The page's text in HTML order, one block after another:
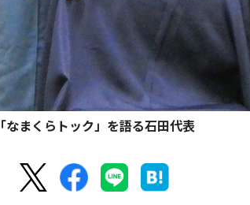
「なまくらトック」を語る石田代表